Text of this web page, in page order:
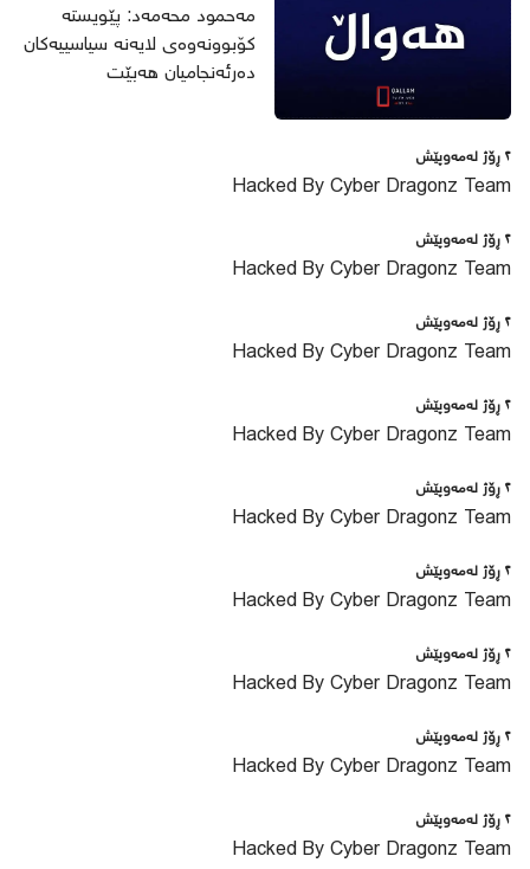
مەحمود محەمەد: پێویستە
کۆبوونەوەی لایەنە سیاسییەکان
دەرئەنجامیان هەبێت
٢ ڕۆژ لەمەوپێش
Hacked By Cyber Dragonz Team
٢ ڕۆژ لەمەوپێش
Hacked By Cyber Dragonz Team
٢ ڕۆژ لەمەوپێش
Hacked By Cyber Dragonz Team
٢ ڕۆژ لەمەوپێش
Hacked By Cyber Dragonz Team
٢ ڕۆژ لەمەوپێش
Hacked By Cyber Dragonz Team
٢ ڕۆژ لەمەوپێش
Hacked By Cyber Dragonz Team
٢ ڕۆژ لەمەوپێش
Hacked By Cyber Dragonz Team
٢ ڕۆژ لەمەوپێش
Hacked By Cyber Dragonz Team
٢ ڕۆژ لەمەوپێش
Hacked By Cyber Dragonz Team